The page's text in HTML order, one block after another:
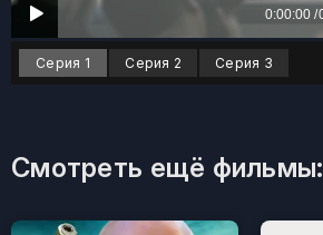
Серия 1 Серия 2 Серия 3
Смотреть ещё фильмы: